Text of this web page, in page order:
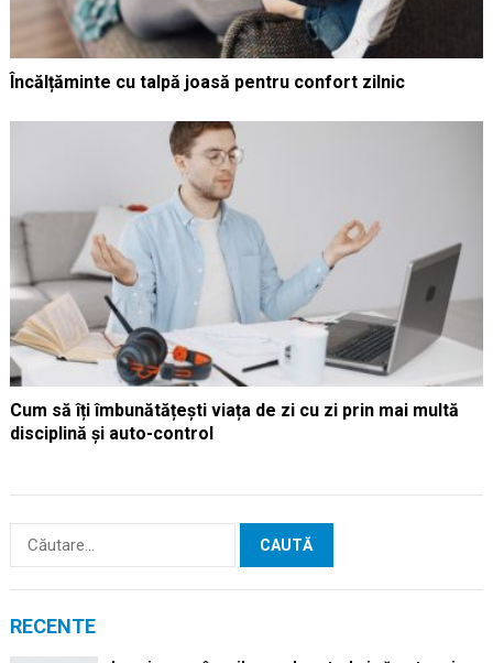
Încălțăminte cu talpă joasă pentru confort zilnic
Cum să îți îmbunătățești viața de zi cu zi prin mai multă
disciplină și auto-control
Caută
RECENTE